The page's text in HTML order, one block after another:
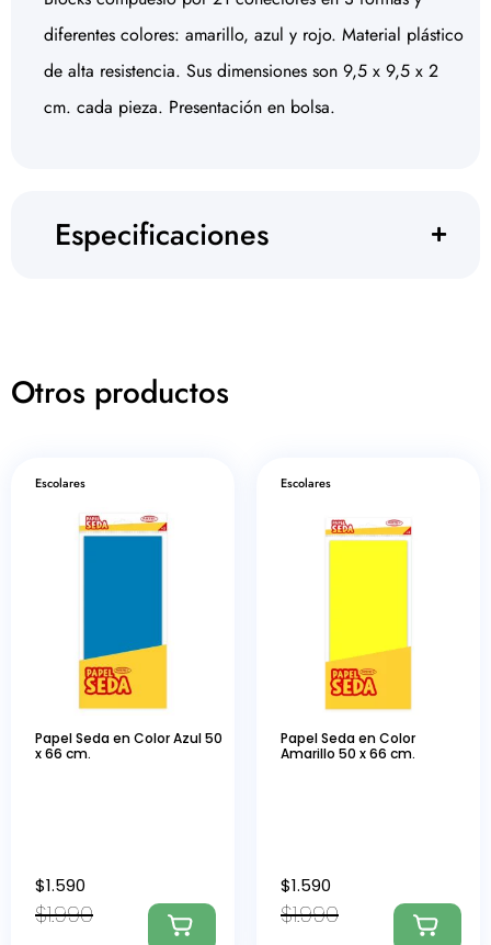
diferentes colores: amarillo, azul y rojo. Material plástico
de alta resistencia. Sus dimensiones son 9,5 x 9,5 x 2
cm. cada pieza. Presentación en bolsa.
Especificaciones
Otros productos
Escolares
Papel Seda en Color Azul 50
x 66 cm.
$1.990
$1.590
Escolares
Papel Seda en Color
Amarillo 50 x 66 cm.
$1.990
$1.590